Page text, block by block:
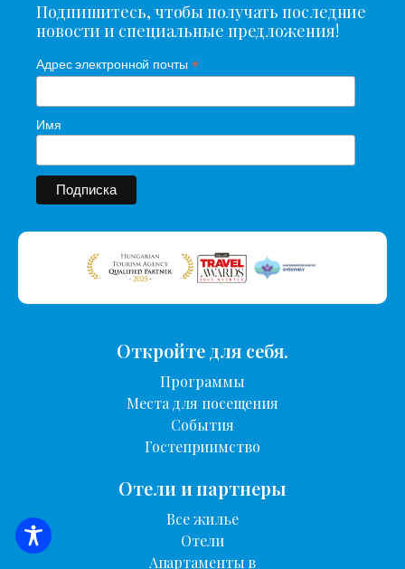
ПОИСК ЖИЛЬЯ
Подпишитесь, чтобы получать последние
новости и специальные предложения!
Адрес электронной почты *
Имя
Откройте для себя.
Программы
Места для посещения
События
Гостеприимство
Отели и партнеры
Все жилье
Отели
Апартаменты в